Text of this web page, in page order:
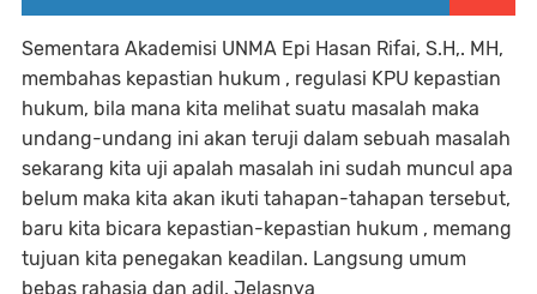
Sementara Akademisi UNMA Epi Hasan Rifai, S.H,. MH,
membahas kepastian hukum , regulasi KPU kepastian
hukum, bila mana kita melihat suatu masalah maka
undang-undang ini akan teruji dalam sebuah masalah
sekarang kita uji apalah masalah ini sudah muncul apa
belum maka kita akan ikuti tahapan-tahapan tersebut,
baru kita bicara kepastian-kepastian hukum , memang
tujuan kita penegakan keadilan. Langsung umum
bebas rahasia dan adil. Jelasnya